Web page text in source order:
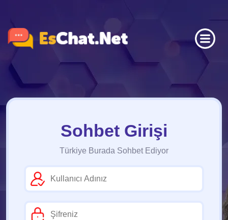
Sohbet Girişi
Türkiye Burada Sohbet Ediyor